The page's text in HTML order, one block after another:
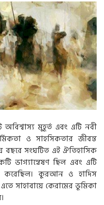
মুহূর্ত এবং এটি নবী
ও সাহসিকতার জীবন্ত
বছরে সংঘটিত এই ঐতিহাসিক
ভাগ্যান্বেষণ ছিল এবং এটি
করেছিল। কুরআন ও হাদিস
সাহাবায়ে কেরামের ভূমিকা